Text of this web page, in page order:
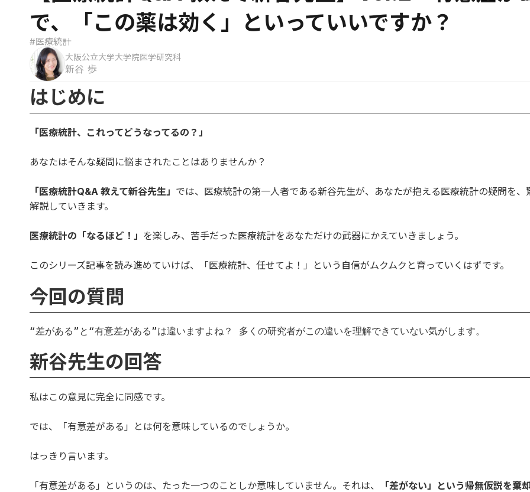
で、「この薬は効く」といっていいですか？
#医療統計
大阪公立大学大学院医学研究科
新谷 歩
はじめに
「医療統計、これってどうなってるの？」
あなたはそんな疑問に悩まされたことはありませんか？
「医療統計Q&A 教えて新谷先生」 では、医療統計の第一人者である新谷先生が、あなたが抱える医療統計の疑問を、
解説していきます。
医療統計の「なるほど！」 を楽しみ、苦手だった医療統計をあなただけの武器にかえていきましょう。
このシリーズ記事を読み進めていけば、「医療統計、任せてよ！」という自信がムクムクと育っていくはずです。
今回の質問
“差がある”と“有意差がある”は違いますよね？ 多くの研究者がこの違いを理解できていない気がします。
新谷先生の回答
私はこの意見に完全に同感です。
では、「有意差がある」とは何を意味しているのでしょうか。
はっきり言います。
「有意差がある」というのは、たった一つのことしか意味していません。それは、 「差がない」という帰無仮説を棄